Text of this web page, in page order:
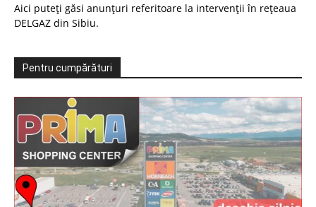
Aici puteți găsi anunțuri referitoare la intervenții în rețeaua
DELGAZ din Sibiu.
Pentru cumpărături